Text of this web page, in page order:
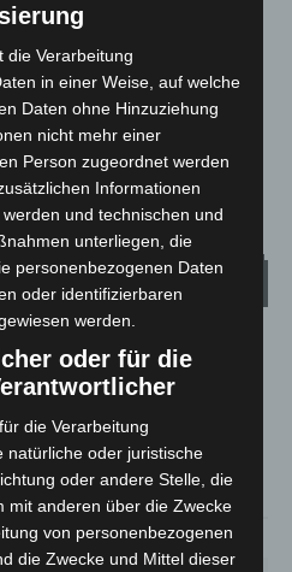
ganzen Herzen für Ihre
Hilfe.
°C
26.7 °
1.8m/s 36%
die Verarbeitung
in einer Weise, auf welche
Daten ohne Hinzuziehung
nicht mehr einer
Person zugeordnet werden
Informationen
und technischen und
unterliegen, die
personenbezogenen Daten
oder identifizierbaren
werden.
oder für die
die Verarbeitung
natürliche oder juristische
oder andere Stelle, die
mit anderen über die Zwecke
von personenbezogenen
die Zwecke und Mittel dieser